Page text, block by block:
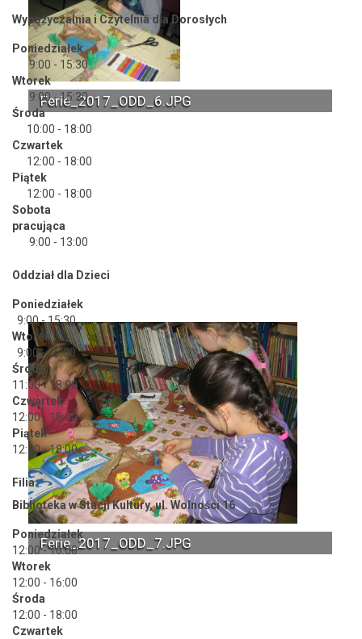
Ferie_2017_ODD_6.JPG
Ferie_2017_ODD_7.JPG
Wypożyczalnia i Czytelnia dla Dorosłych
Poniedziałek
9:00 - 15:30
Wtorek
9:00 - 15:30
Środa
10:00 - 18:00
Czwartek
12:00 - 18:00
Piątek
12:00 - 18:00
Sobota
pracująca
9:00 - 13:00
Oddział dla Dzieci
Poniedziałek
9:00 - 15:30
Wtorek
9:00 - 15:30
Środa
11:00 - 18:00
Czwartek
12:00 - 18:00
Piątek
12:00 - 18:00
Filia
Biblioteka w Stacji Kultury, ul. Wolności 16
Poniedziałek
12:00 - 16:00
Wtorek
12:00 - 16:00
Środa
12:00 - 18:00
Czwartek